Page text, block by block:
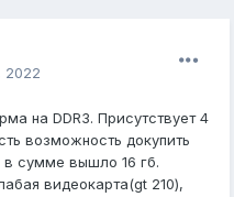
2022
на DDR3. Присутствует 4
возможность докупить
в сумме вышло 16 гб.
видеокарта(gt 210),